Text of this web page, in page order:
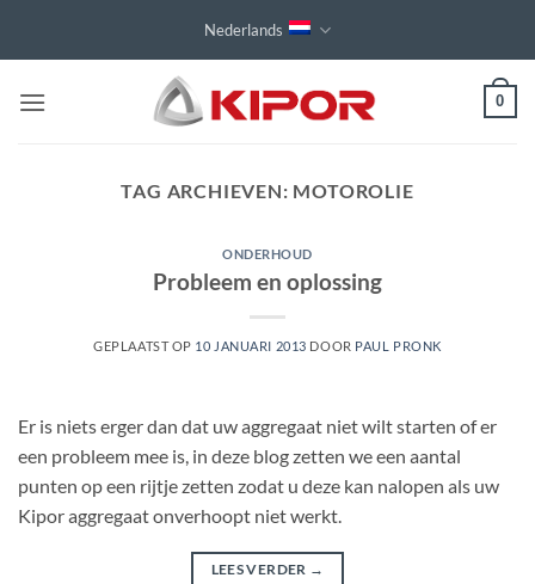
Nederlands
0
TAG ARCHIEVEN: MOTOROLIE
ONDERHOUD
Probleem en oplossing
GEPLAATST OP 10 JANUARI 2013 DOOR PAUL PRONK
Er is niets erger dan dat uw aggregaat niet wilt starten of er
een probleem mee is, in deze blog zetten we een aantal
punten op een rijtje zetten zodat u deze kan nalopen als uw
Kipor aggregaat onverhoopt niet werkt.
LEES VERDER →